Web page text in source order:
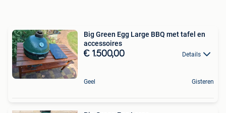
Big Green Egg Large BBQ met tafel en
accessoires
€ 1.500,00 Details
Geel Gisteren